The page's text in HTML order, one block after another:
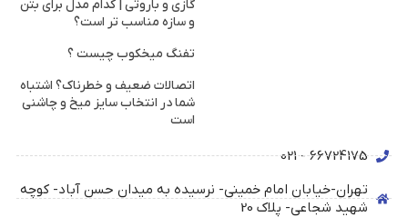
گازی و باروتی | کدام مدل برای بتن
و سازه مناسب تر است؟
تفنگ میخکوب چیست ؟
اتصالات ضعیف و خطرناک؟ اشتباه
شما در انتخاب سایز میخ و چاشنی
است
66724175 - 021
تهران-خیابان امام خمینی- نرسیده به میدان حسن آباد- کوچه
شهید شجاعی- پلاک 20